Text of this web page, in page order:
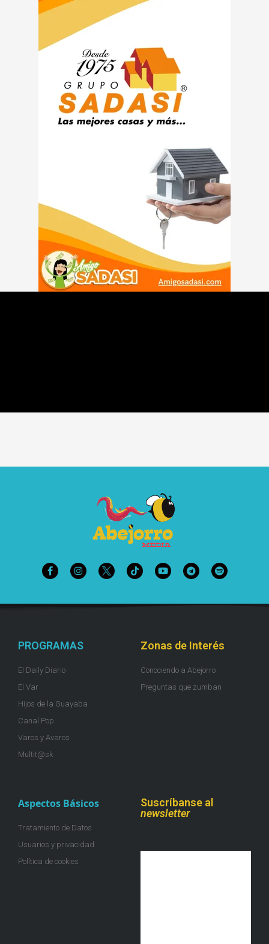
PROGRAMAS
El Daily Diario
El Var
Hijos de la Guayaba
Canal Pop
Varos y Avaros
Multit@sk
Zonas de Interés
Conociendo a Abejorro
Preguntas que zumban
Aspectos Básicos
Tratamiento de Datos
Usuarios y privacidad
Política de cookies
Suscríbanse al
newsletter